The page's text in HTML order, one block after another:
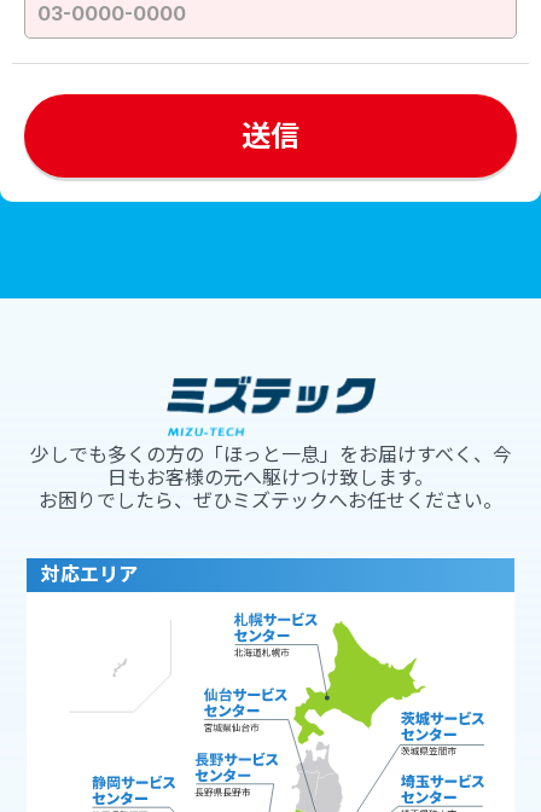
少しでも多くの方の「ほっと一息」をお届けすべく、今
日もお客様の元へ駆けつけ致します。
お困りでしたら、ぜひミズテックへお任せください。
対応エリア